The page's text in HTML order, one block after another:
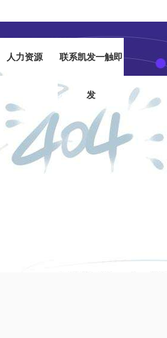
凯发一触即发|
人力资源 联系凯发一触即
发